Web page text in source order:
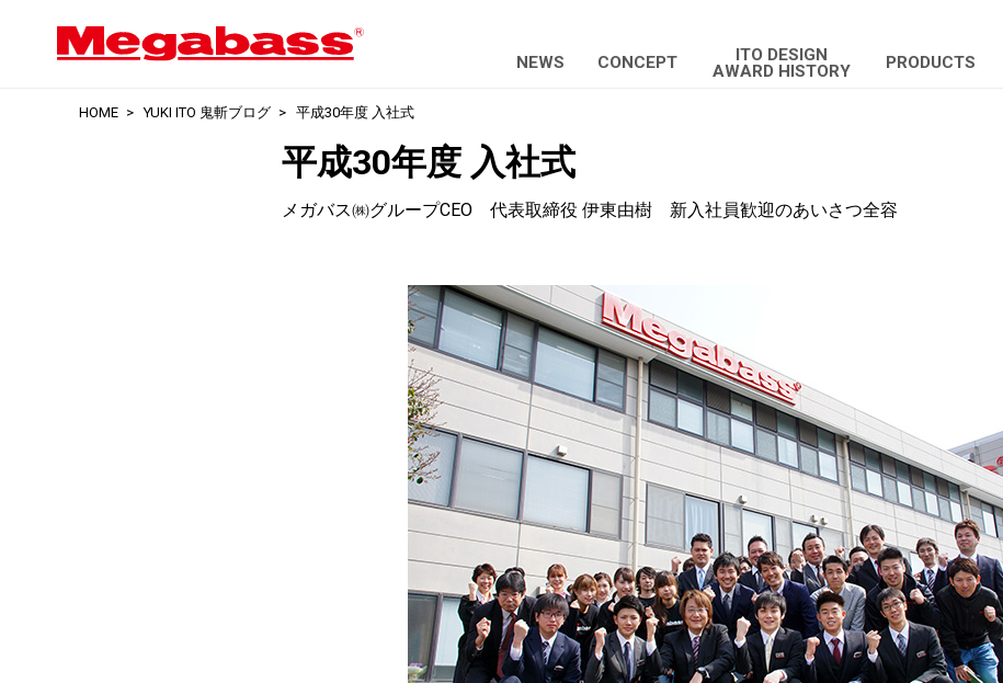
NEWS CONCEPT
ITO DESIGN
AWARD HISTORY
PRODUCTS
HOME YUKI ITO 鬼斬ブログ 平成30年度 入社式
平成30年度 入社式
メガバス㈱グループCEO 代表取締役 伊東由樹 新入社員歓迎のあいさつ全容